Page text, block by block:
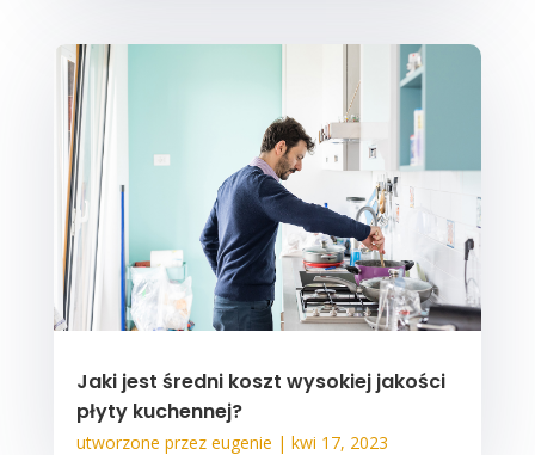
Jaki jest średni koszt wysokiej jakości
płyty kuchennej?
utworzone przez eugenie | kwi 17, 2023